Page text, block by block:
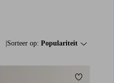
Sorteer op: Populariteit
Toevoegen